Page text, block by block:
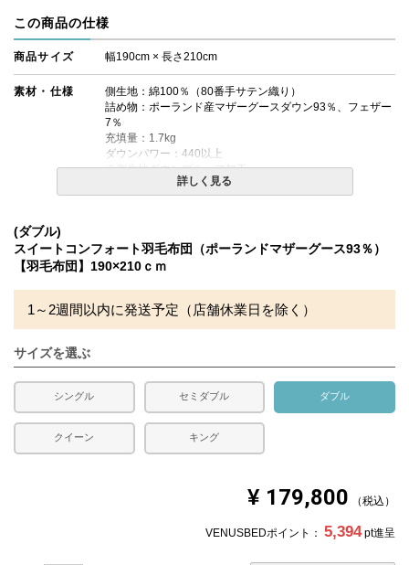
この商品の仕様
商品サイズ 幅190cm × 長さ210cm
素材・仕様
側生地：綿100％（80番手サテン織り）
詰め物：ポーランド産マザーグースダウン93％、フェザー
7％
充填量：1.7kg
ダウンパワー：440以上
※側生地ダウンプルーフ加工
送料
備考
・配送日指定OK！
※北海道・沖縄・離島等一部地域へのお届けは別途送料が
発生する場合がございます。また発送予定も変更になる場
合があります。
詳しく見る
(ダブル)
スイートコンフォート羽毛布団（ポーランドマザーグース93％）
【羽毛布団】190×210ｃｍ
1～2週間以内に発送予定（店舗休業日を除く）
サイズを選ぶ
シングル セミダブル ダブル
クイーン キング
¥ 179,800 税込
VENUSBEDポイント： 5,394 pt進呈